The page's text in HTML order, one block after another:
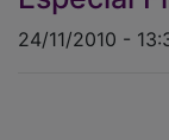
24/11/2010 -